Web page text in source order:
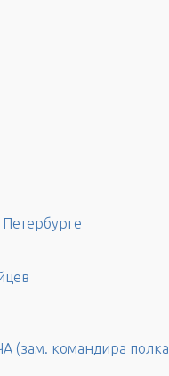
командира полка